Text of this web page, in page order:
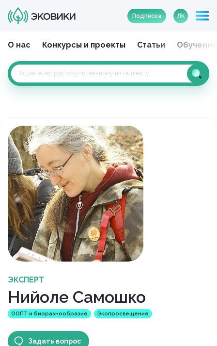
Подписка ЛК
О нас Конкурсы и проекты Статьи Обучение
ЭКСПЕРТ
Нийоле Самошко
ООПТ и биоразнообразие Экопросвещение
Задать вопрос